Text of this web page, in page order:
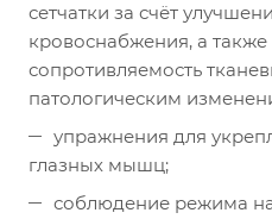
сетчатки за счёт
кровоснабжения, а
сопротивляемость
патологическим
упражнения для
глазных мышц;
соблюдение режима